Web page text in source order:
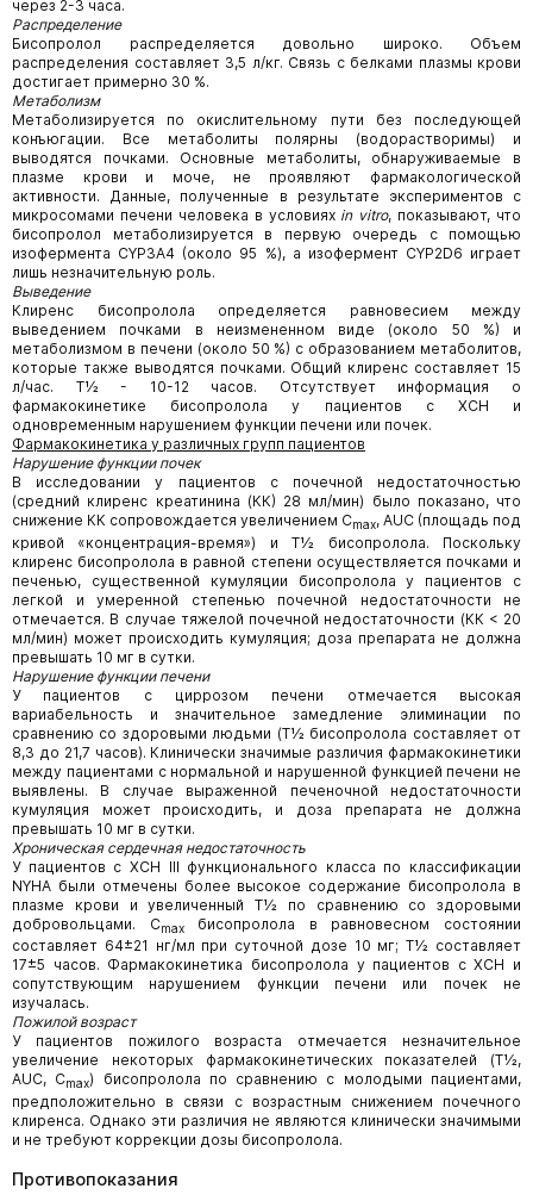
через 2-3 часа.
Распределение
Бисопролол распределяется довольно широко. Объем
распределения составляет 3,5 л/кг. Связь с белками плазмы крови
достигает примерно 30 %.
Метаболизм
Метаболизируется по окислительному пути без последующей
конъюгации. Все метаболиты полярны (водорастворимы) и
выводятся почками. Основные метаболиты, обнаруживаемые в
плазме крови и моче, не проявляют фармакологической
активности. Данные, полученные в результате экспериментов с
микросомами печени человека в условиях in vitro, показывают, что
бисопролол метаболизируется в первую очередь с помощью
изофермента CYP3A4 (около 95 %), а изофермент CYP2D6 играет
лишь незначительную роль.
Выведение
Клиренс бисопролола определяется равновесием между
выведением почками в неизмененном виде (около 50 %) и
метаболизмом в печени (около 50 %) с образованием метаболитов,
которые также выводятся почками. Общий клиренс составляет 15
л/час. Т½ - 10-12 часов. Отсутствует информация о
фармакокинетике бисопролола у пациентов с ХСН и
одновременным нарушением функции печени или почек.
Фармакокинетика у различных групп пациентов
Нарушение функции почек
В исследовании у пациентов с почечной недостаточностью
(средний клиренс креатинина (КК) 28 мл/мин) было показано, что
снижение КК сопровождается увеличением Сmах, AUC (площадь под
кривой «концентрация-время») и T½ бисопролола. Поскольку
клиренс бисопролола в равной степени осуществляется почками и
печенью, существенной кумуляции бисопролола у пациентов с
легкой и умеренной степенью почечной недостаточности не
отмечается. В случае тяжелой почечной недостаточности (КК < 20
мл/мин) может происходить кумуляция; доза препарата не должна
превышать 10 мг в сутки.
Нарушение функции печени
У пациентов с циррозом печени отмечается высокая
вариабельность и значительное замедление элиминации по
сравнению со здоровыми людьми (Т½ бисопролола составляет от
8,3 до 21,7 часов). Клинически значимые различия фармакокинетики
между пациентами с нормальной и нарушенной функцией печени не
выявлены. В случае выраженной печеночной недостаточности
кумуляция может происходить, и доза препарата не должна
превышать 10 мг в сутки.
Хроническая сердечная недостаточность
У пациентов с ХСН III функционального класса по классификации
NYHA были отмечены более высокое содержание бисопролола в
плазме крови и увеличенный Т½ по сравнению со здоровыми
добровольцами. Сmахбисопролола в равновесном состоянии
составляет 64±21 нг/мл при суточной дозе 10 мг; T½ составляет
17±5 часов. Фармакокинетика бисопролола у пациентов с ХСН и
сопутствующим нарушением функции печени или почек не
изучалась.
Пожилой возраст
У пациентов пожилого возраста отмечается незначительное
увеличение некоторых фармакокинетических показателей (Т½,
AUC, Сmах) бисопролола по сравнению с молодыми пациентами,
предположительно в связи с возрастным снижением почечного
клиренса. Однако эти различия не являются клинически значимыми
и не требуют коррекции дозы бисопролола.
Противопоказания